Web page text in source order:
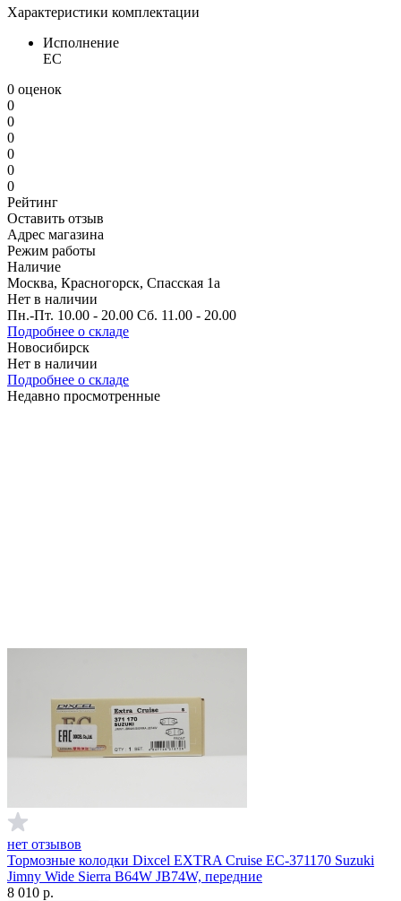
Характеристики комплектации
Исполнение
EC
0 оценок
0
0
0
0
0
0
Рейтинг
Оставить отзыв
Адрес магазина
Режим работы
Наличие
Москва, Красногорск, Спасская 1а
Нет в наличии
Пн.-Пт. 10.00 - 20.00 Сб. 11.00 - 20.00
Подробнее о складе
Новосибирск
Нет в наличии
Подробнее о складе
Недавно просмотренные
нет отзывов
Тормозные колодки Dixcel EXTRA Cruise EC-371170 Suzuki
Jimny Wide Sierra B64W JB74W, передние
8 010 р.